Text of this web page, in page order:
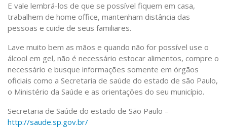
E vale lembrá-los de que se possível fiquem em casa,
trabalhem de home office, mantenham distância das
pessoas e cuide de seus familiares.
Lave muito bem as mãos e quando não for possível use o
álcool em gel, não é necessário estocar alimentos, compre o
necessário e busque informações somente em órgãos
oficiais como a Secretaria de saúde do estado de são Paulo,
o Ministério da Saúde e as orientações do seu município.
Secretaria de Saúde do estado de São Paulo –
http://saude.sp.gov.br/